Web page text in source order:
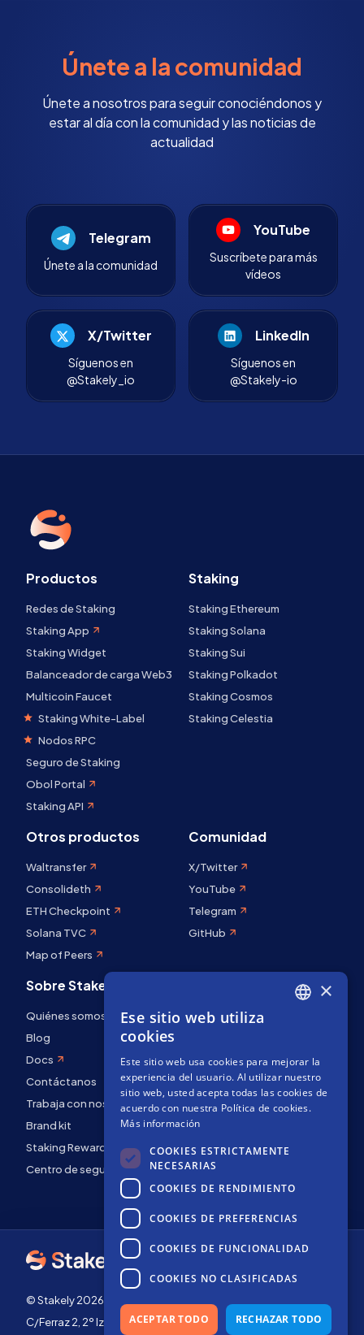
Únete a la comunidad
Únete a nosotros para seguir conociéndonos y
estar al día con la comunidad y las noticias de
actualidad
Telegram
Únete a la comunidad
YouTube
Suscríbete para más
vídeos
X/Twitter
Síguenos en
@Stakely_io
LinkedIn
Síguenos en
@Stakely-io
Productos
Redes de Staking
Staking App
Staking Widget
Balanceador de carga Web3
Multicoin Faucet
Staking White-Label
Nodos RPC
Seguro de Staking
Obol Portal
Staking API
Staking
Staking Ethereum
Staking Solana
Staking Sui
Staking Polkadot
Staking Cosmos
Staking Celestia
Otros productos
Waltransfer
Consolideth
ETH Checkpoint
Solana TVC
Map of Peers
Comunidad
X/Twitter
YouTube
Telegram
GitHub
Sobre Stakely
Quiénes somos
Blog
Docs
Contáctanos
Trabaja con nosotros
Brand kit
Staking Rewards
Centro de seguridad
© Stakely 2026 | Stakely, S.L. | NIF B72551682
C/Ferraz 2, 2º Izq, 28008, Madrid, España
FRENCH
×
Ese sitio web utiliza
cookies
Este sitio web usa cookies para mejorar la
experiencia del usuario. Al utilizar nuestro
sitio web, usted acepta todas las cookies de
acuerdo con nuestra Política de cookies.
Más información
COOKIES ESTRICTAMENTE
NECESARIAS
COOKIES DE RENDIMIENTO
COOKIES DE PREFERENCIAS
COOKIES DE FUNCIONALIDAD
COOKIES NO CLASIFICADAS
ACEPTAR TODO RECHAZAR TODO